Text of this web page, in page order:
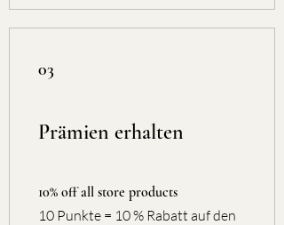
03
Prämien erhalten
10% off all store products
10 Punkte = 10 % Rabatt auf den